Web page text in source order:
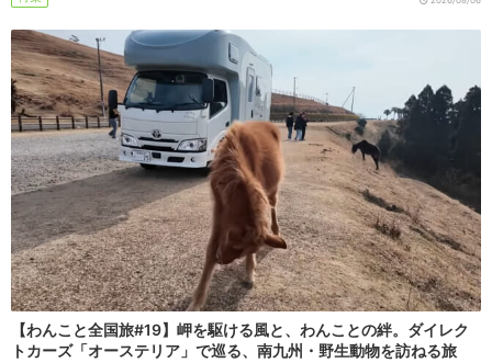
【わんこと全国旅#19】岬を駆ける風と、わんことの絆。ダイレク
トカーズ「オーステリア」で巡る、南九州・野生動物を訪ねる旅